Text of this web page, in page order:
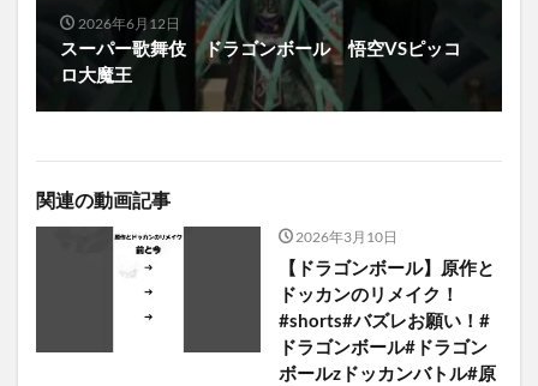
2026年6月12日
スーパー歌舞伎 ドラゴンボール 悟空VSピッコ
ロ大魔王
関連の動画記事
2026年3月10日
【ドラゴンボール】原作と
ドッカンのリメイク！
#shorts#バズレお願い！#
ドラゴンボール#ドラゴン
ボールzドッカンバトル#原